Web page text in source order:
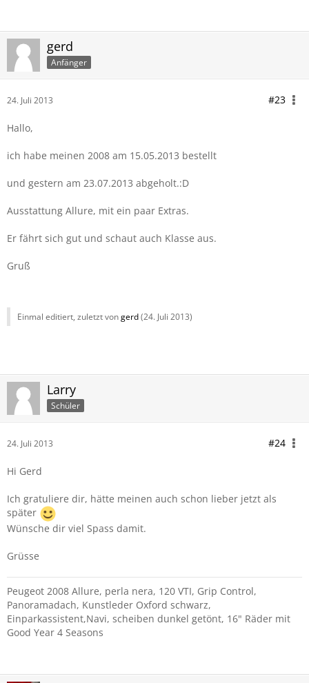
gerd
Anfänger
24. Juli 2013 #23
Hallo,
ich habe meinen 2008 am 15.05.2013 bestellt
und gestern am 23.07.2013 abgeholt.:D
Ausstattung Allure, mit ein paar Extras.
Er fährt sich gut und schaut auch Klasse aus.
Gruß
Einmal editiert, zuletzt vongerd(24. Juli 2013)
Larry
Schüler
24. Juli 2013 #24
Hi Gerd
Ich gratuliere dir, hätte meinen auch schon lieber jetzt als
später
Wünsche dir viel Spass damit.
Grüsse
Peugeot 2008 Allure, perla nera, 120 VTI, Grip Control,
Panoramadach, Kunstleder Oxford schwarz,
Einparkassistent,Navi, scheiben dunkel getönt, 16" Räder mit
Good Year 4 Seasons